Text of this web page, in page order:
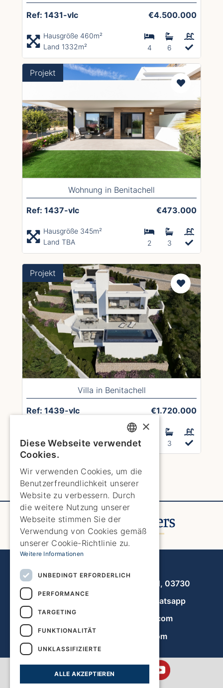
Ref: 1431-vlc €4.500.000
Hausgröße 460m²
Land 1332m²
4 6
Projekt
Wohnung in Benitachell
Ref: 1437-vlc €473.000
Hausgröße 345m²
Land TBA
2 3
Projekt
Villa in Benitachell
Ref: 1439-vlc €1.720.000
Land 716m²
3
Avenida de la Libertad 19, local 11, 03730
Whatsapp
info@javeahomefinders.com
de.javeahomefinders.com
ENGLISH
ENGLISH
SPANISH
GERMAN
FRENCH
DUTCH
×
Diese Webseite verwendet
Cookies.
Wir verwenden Cookies, um die
Benutzerfreundlichkeit unserer
Website zu verbessern. Durch
die weitere Nutzung unserer
Webseite stimmen Sie der
Verwendung von Cookies gemäß
unserer Cookie-Richtlinie zu.
Weitere Informationen
UNBEDINGT ERFORDERLICH
PERFORMANCE
TARGETING
FUNKTIONALITÄT
UNKLASSIFIZIERTE
ALLE AKZEPTIEREN